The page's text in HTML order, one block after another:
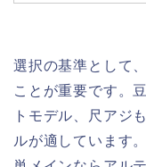
選択の基準として
ことが重要です。
トモデル、尺アジ
ルが適しています